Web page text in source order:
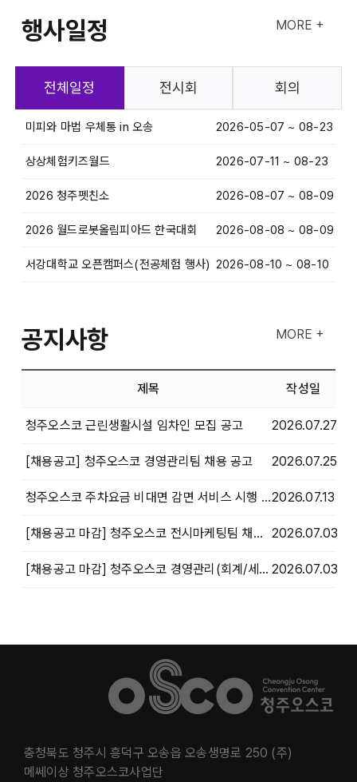
행사일정 MORE +
전체일정 전시회 회의
미피와 마법 우체통 in 오송 2026-05-07 ~ 08-23
상상체험키즈월드 2026-07-11 ~ 08-23
2026 청주펫친소 2026-08-07 ~ 08-09
2026 월드로봇올림피아드 한국대회 2026-08-08 ~ 08-09
서강대학교 오픈캠퍼스(전공체험 행사) 2026-08-10 ~ 08-10
공지사항 MORE +
제목 작성일
청주오스코 근린생활시설 임차인 모집 공고 2026.07.27
[채용공고] 청주오스코 경영관리팀 채용 공고 2026.07.25
청주오스코 주차요금 비대면 감면 서비스 시행 안내2026.07.13
[채용공고 마감] 청주오스코 전시마케팅팀 채용 공고 마감 2026.07.03
[채용공고 마감] 청주오스코 경영관리(회계/세무)팀 채용 공고 마감 2026.07.03
충청북도 청주시 흥덕구 오송읍 오송생명로 250 (주)
메쎄이상 청주오스코사업단